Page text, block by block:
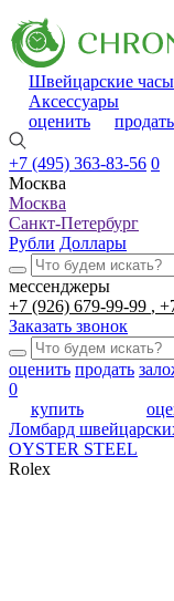
Швейцарские часы
Аксессуары
оценить
продать
+7 (495) 363-83-56 0
Москва
Москва
Санкт-Петербург
Рубли Доллары
мессенджеры
+7 (926) 679-99-99
Заказать звонок
оценить продать
0
купить
Ломбард
OYSTER STEEL
Rolex